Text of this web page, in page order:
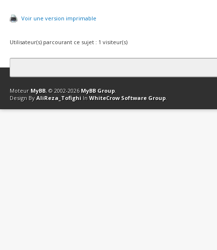
Voir une version imprimable
Utilisateur(s) parcourant ce sujet : 1 visiteur(s)
Contact Club Affiliation Retourner en haut Version bas-débit
Moteur MyBB, © 2002-2026 MyBB Group.
Design By AliReza_Tofighi In WhiteCrow Software Group.